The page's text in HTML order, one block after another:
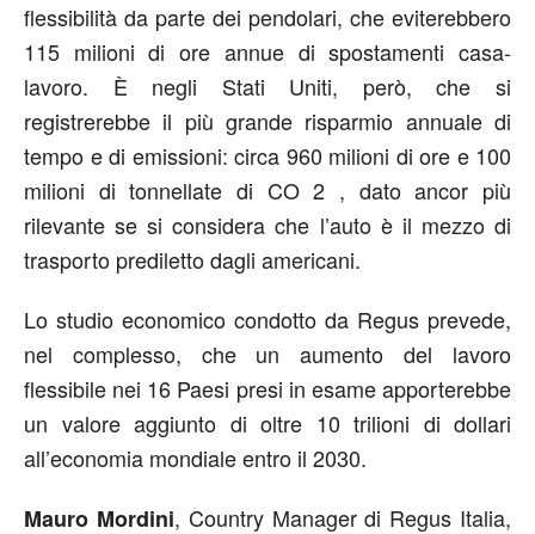
flessibilità da parte dei pendolari, che eviterebbero
115 milioni di ore annue di spostamenti casa-
lavoro. È negli Stati Uniti, però, che si
registrerebbe il più grande risparmio annuale di
tempo e di emissioni: circa 960 milioni di ore e 100
milioni di tonnellate di CO 2 , dato ancor più
rilevante se si considera che l’auto è il mezzo di
trasporto prediletto dagli americani.
Lo studio economico condotto da Regus prevede,
nel complesso, che un aumento del lavoro
flessibile nei 16 Paesi presi in esame apporterebbe
un valore aggiunto di oltre 10 trilioni di dollari
all’economia mondiale entro il 2030.
Mauro Mordini, Country Manager di Regus Italia,